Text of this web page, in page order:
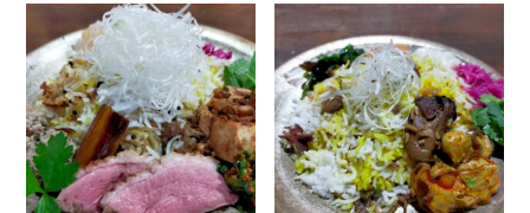
品
に
は
複
数
の